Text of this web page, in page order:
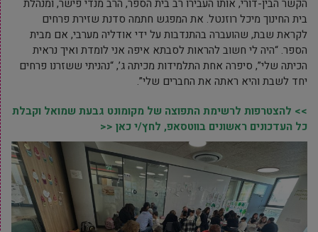
הקשר הבין-דורי, אותו העבירו רב בית הספר, הרב מנדי פישר, ומנהלת
בית החינוך מיכל רוזנטל. את המפגש חתמה סדנת שזירת פרחים
לקראת שבת, שהועברה בהתנדבות על ידי אודליה מערבי, אם מבית
הספר. “היה לי חשוב להראות לסבתא איפה אני לומדת ואיך נראית
הכיתה שלי”, סיפרה אחת התלמידות מכיתה ג’, “נהניתי ששזרנו פרחים
יחד לשבת והיא ראתה את החברים שלי”.
>> להצטרפות לרשימת התפוצה של מקומונט גבעת שמואל וקבלת
כל העדכונים ראשונים בווטסאפ, לחץ/י כאן <<